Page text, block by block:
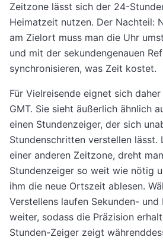
Zeitzone lässt sich der 24-
Heimatzeit nutzen. Der Nachteil:
am Zielort muss man die Uhr
und mit der sekundengenauen
synchronisieren, was Zeit kostet.
Für Vielreisende eignet sich
GMT. Sie sieht äußerlich ähnlich
einen Stundenzeiger, der sich
Stundenschritten verstellen lässt.
einer anderen Zeitzone, dreht
Stundenzeiger so weit wie nötig
ihm die neue Ortszeit ablesen.
Verstellens laufen Sekunden-
weiter, sodass die Präzision
Stunden-Zeiger zeigt